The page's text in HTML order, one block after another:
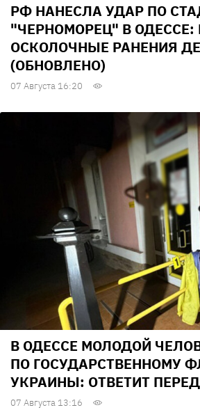
РФ НАНЕСЛА УДАР ПО
"ЧЕРНОМОРЕЦ" В
ОСКОЛОЧНЫЕ РАНЕНИЯ
(ОБНОВЛЕНО)
07 Августа 16:20
В ОДЕССЕ МОЛОДОЙ
ПО ГОСУДАРСТВЕННОМУ
УКРАИНЫ: ОТВЕТИТ
07 Августа 13:16